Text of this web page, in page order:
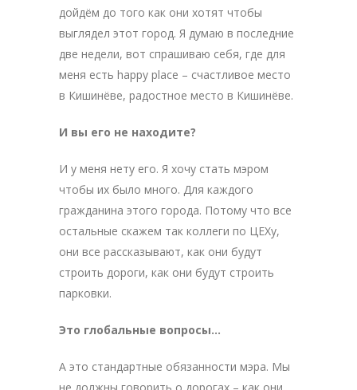
дойдём до того как они хотят чтобы
выглядел этот город. Я думаю в последние
две недели, вот спрашиваю себя, где для
меня есть happy place – счастливое место
в Кишинёве, радостное место в Кишинёве.
И вы его не находите?
И у меня нету его. Я хочу стать мэром
чтобы их было много. Для каждого
гражданина этого города. Потому что все
остальные скажем так коллеги по ЦЕХу,
они все рассказывают, как они будут
строить дороги, как они будут строить
парковки.
Это глобальные вопросы…
А это стандартные обязанности мэра. Мы